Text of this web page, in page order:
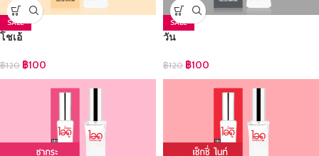
SALE
โชเอ้
฿120 ฿100
SALE
วัน
฿120 ฿100